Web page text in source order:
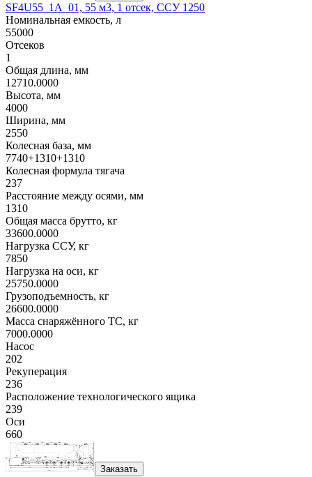
SF4U55_1A_01, 55 м3, 1 отсек, ССУ 1250
Номинальная емкость, л
55000
Отсеков
1
Общая длина, мм
12710.0000
Высота, мм
4000
Ширина, мм
2550
Колесная база, мм
7740+1310+1310
Колесная формула тягача
237
Расстояние между осями, мм
1310
Общая масса брутто, кг
33600.0000
Нагрузка ССУ, кг
7850
Нагрузка на оси, кг
25750.0000
Грузоподъемность, кг
26600.0000
Масса снаряжённого ТС, кг
7000.0000
Насос
202
Рекуперация
236
Расположение технологического ящика
239
Оси
660
Заказать